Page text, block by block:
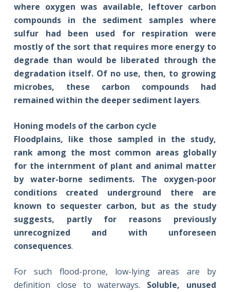
where oxygen was available, leftover carbon
compounds in the sediment samples where
sulfur had been used for respiration were
mostly of the sort that requires more energy to
degrade than would be liberated through the
degradation itself. Of no use, then, to growing
microbes, these carbon compounds had
remained within the deeper sediment layers.
Honing models of the carbon cycle
Floodplains, like those sampled in the study,
rank among the most common areas globally
for the internment of plant and animal matter
by water-borne sediments. The oxygen-poor
conditions created underground there are
known to sequester carbon, but as the study
suggests, partly for reasons previously
unrecognized and with unforeseen
consequences.
For such flood-prone, low-lying areas are by
definition close to waterways. Soluble, unused